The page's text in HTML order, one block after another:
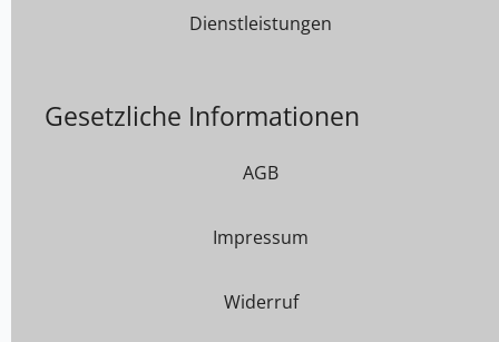
Dienstleistungen
Gesetzliche Informationen
AGB
Impressum
Widerruf